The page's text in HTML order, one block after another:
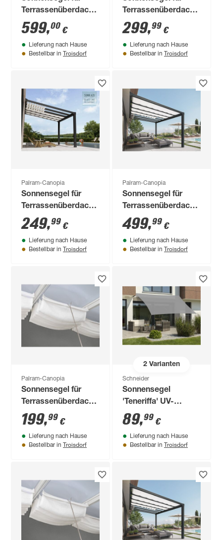
Terrassenüberdachung
3 x 8,6 m
599,00 €
Lieferung nach Hause
Bestellbar in Troisdorf
Terrassenüberdachung
3 x 4,3 m
299,99 €
Lieferung nach Hause
Bestellbar in Troisdorf
Palram-Canopia
Sonnensegel für
Terrassenüberdachung
'Stockholm' 325 x
64,5 cm 5 Stück
249,99 €
Lieferung nach Hause
Bestellbar in Troisdorf
Palram-Canopia
Sonnensegel für
Terrassenüberdachung
'Stockholm' 325 x
64,5 cm 10 Stück
499,99 €
Lieferung nach Hause
Bestellbar in Troisdorf
Palram-Canopia
Sonnensegel für
Terrassenüberdachung
3 x 3 m
199,99 €
Lieferung nach Hause
Bestellbar in Troisdorf
2Varianten
Schneider
Sonnensegel
'Teneriffa' UV-
beständig/
500 x 360 cm
89,99 €
Lieferung nach Hause
Bestellbar in Troisdorf